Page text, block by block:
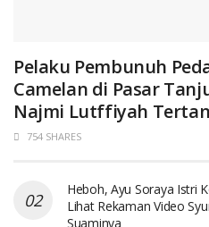
Pelaku Pembunuh
Camelan di Pasar
Najmi Lutffiyah
754 SHARES
Heboh, Ayu Soraya Istri
Lihat Rekaman Video
Suaminya